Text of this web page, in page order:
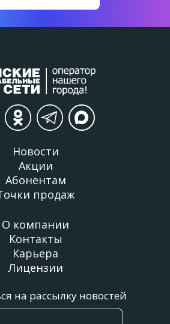
Новости
Акции
Абонентам
продаж
О компании
Контакты
Карьера
Лицензии
на рассылку новостей